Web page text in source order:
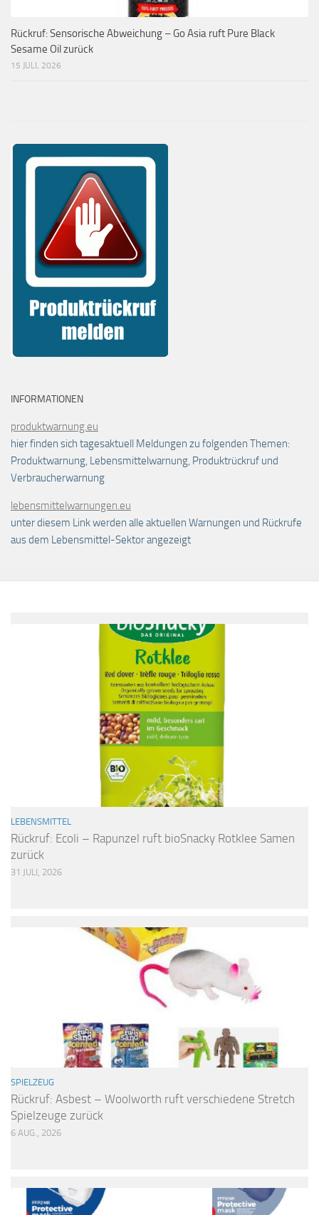
Rückruf: Sensorische Abweichung – Go Asia ruft Pure Black
Sesame Oil zurück
15 JULI, 2026
INFORMATIONEN
produktwarnung.eu
hier finden sich tagesaktuell Meldungen zu folgenden Themen:
Produktwarnung, Lebensmittelwarnung, Produktrückruf und
Verbraucherwarnung
lebensmittelwarnungen.eu
unter diesem Link werden alle aktuellen Warnungen und Rückrufe
aus dem Lebensmittel-Sektor angezeigt
LEBENSMITTEL
Rückruf: Ecoli – Rapunzel ruft bioSnacky Rotklee Samen
zurück
31 JULI, 2026
SPIELZEUG
Rückruf: Asbest – Woolworth ruft verschiedene Stretch
Spielzeuge zurück
6 AUG., 2026